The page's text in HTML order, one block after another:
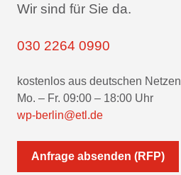
Wir sind für Sie da.
030 2264 0990
kostenlos aus deutschen Netzen
Mo. – Fr. 09:00 – 18:00 Uhr
wp-berlin@etl.de
Anfrage absenden (RFP)